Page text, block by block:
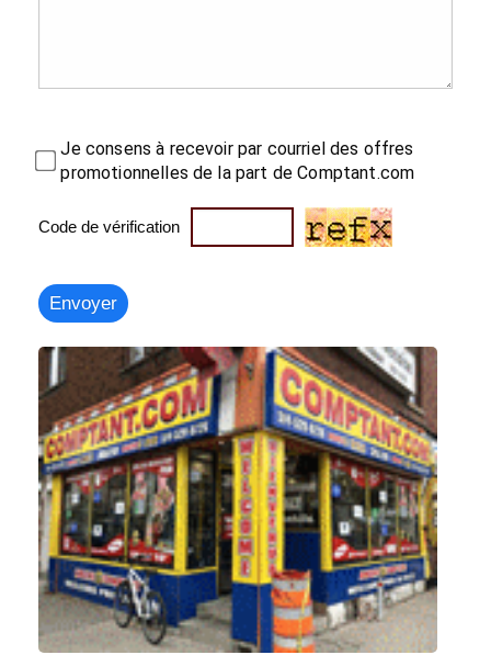
Je consens à recevoir par courriel des offres
promotionnelles de la part de Comptant.com
Code de vérification